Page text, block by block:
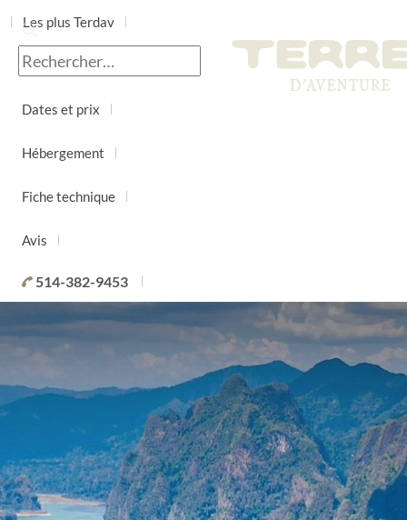
Les plus Terdav
Jour par jour
Dates et prix
Hébergement
Fiche technique
Avis
514-382-9453